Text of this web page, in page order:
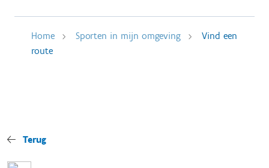
Home Sporten in mijn omgeving
Vind een
route
Terug